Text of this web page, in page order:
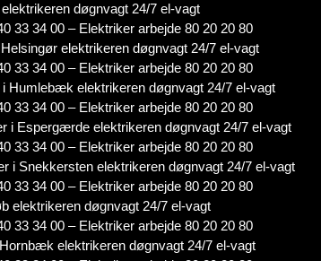
døgnvagt 24/7 el-vagt
33 34 00 – Elektriker arbejde 80 20 20 80
elektrikeren døgnvagt 24/7 el-vagt
33 34 00 – Elektriker arbejde 80 20 20 80
Humlebæk elektrikeren døgnvagt 24/7 el-vagt
33 34 00 – Elektriker arbejde 80 20 20 80
i Espergærde elektrikeren døgnvagt 24/7 el-vagt
33 34 00 – Elektriker arbejde 80 20 20 80
i Snekkersten elektrikeren døgnvagt 24/7 el-vagt
33 34 00 – Elektriker arbejde 80 20 20 80
elektrikeren døgnvagt 24/7 el-vagt
33 34 00 – Elektriker arbejde 80 20 20 80
elektrikeren døgnvagt 24/7 el-vagt